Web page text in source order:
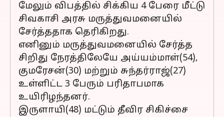
மேலும் விபத்தில் சிக்கிய 4 பேரை மீட்டு
சிவகாசி அரசு மருத்துவமனையில்
சேர்த்ததாக தெரிகிறது.
எனினும் மருத்துவமனையில் சேர்த்த
சிறிது நேரத்திலேயே அய்யம்மாள்(54),
குமரேசன்(30) மற்றும் சுந்தர்ராஜ்(27)
உள்ளிட்ட 3 பேரும் பரிதாபமாக
உயிரிழந்தனர்.
இருளாயி(48) மட்டும் தீவிர சிகிச்சை